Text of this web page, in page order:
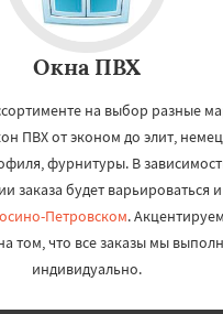
Окна ПВХ
на выбор разные
ПВХ от эконом до элит,
фурнитуры. В
заказа будет варьироваться
Петровском.
том, что все заказы мы
индивидуально.